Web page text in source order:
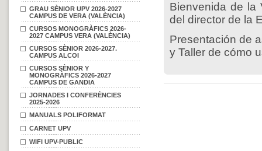
GRAU SÈNIOR UPV 2026-2027
CAMPUS DE VERA (VALÈNCIA)
CURSOS MONOGRÀFICS 2026-
2027 CAMPUS VERA (VALÈNCIA)
CURSOS SÈNIOR 2026-2027.
CAMPUS ALCOI
CURSOS SÈNIOR Y
MONOGRÀFICS 2026-2027
CAMPUS DE GANDIA
JORNADES I CONFERÈNCIES
2025-2026
MANUALS POLIFORMAT
CARNET UPV
WIFI UPV-PUBLIC
Bienvenida de la
del director de la
Presentación de
y Taller de cómo